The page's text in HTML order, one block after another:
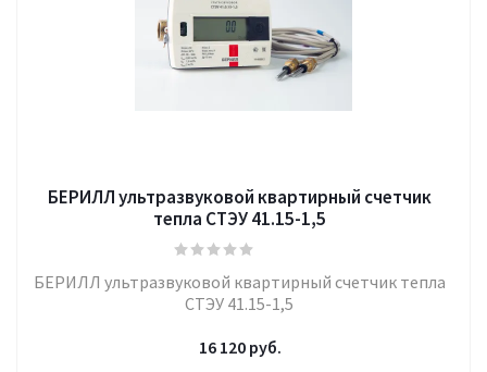
БЕРИЛЛ ультразвуковой квартирный счетчик
тепла СТЭУ 41.15-1,5
БЕРИЛЛ ультразвуковой квартирный счетчик тепла
СТЭУ 41.15-1,5
16 120руб.